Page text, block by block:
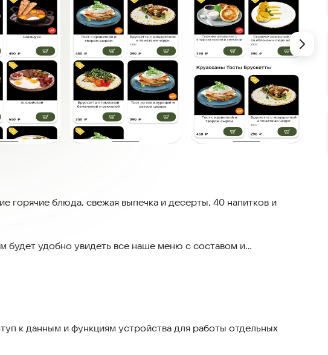
горячие блюда, свежая выпечка и десерты, 40 напитков и
будет удобно увидеть все наше меню с составом и
даже подходить к бару, чтобы сделать заказ! Всё просто:
столик, сделайте заказ в приложении и оплатите его. Мы
можете быстро и бесплатно оформить доставку по всему
это удобно!
к данным и функциям устройства для работы отдельных